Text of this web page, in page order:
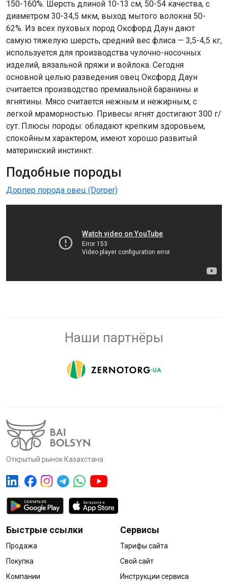
150-160%. Шерсть длиной 10-13 см, 50-54 качества, с
диаметром 30-34,5 мкм, выход мытого волокна 50-
62%. Из всех пуховых пород Оксфорд Даун дают
самую тяжелую шерсть, средний вес флиса — 3,5-4,5 кг,
используется для производства чулочно-носочных
изделий, вязальной пряжи и войлока. Сегодня
основной целью разведения овец Оксфорд Даун
считается производство премиальной баранины и
ягнятины. Мясо считается нежным и нежирным, с
легкой мраморностью. Привесы ягнят достигают 300 г/
сут. Плюсы породы: обладают крепким здоровьем,
спокойным характером, имеют хорошо развитый
материнский инстинкт.
Подобные породы
Дорпер порода овец (Dorper)
Наши партнёры
Открытый рынок Казахстана
Быстрые ссылки
Продажа
Покупка
Компании
Сервисы
Тарифы сайта
Свой сайт
Инструкции сервиса